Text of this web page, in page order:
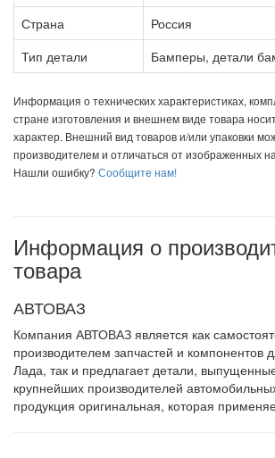
Страна
Россия
Тип детали
Бамперы, детали
Информация о технических характеристиках,
стране изготовления и внешнем виде товара
характер. Внешний вид товаров и/или упаковки
производителем и отличаться от изображенных
Нашли ошибку? Сообщите нам!
Информация о
товара
АВТОВАЗ
Компания АВТОВАЗ является как
производителем запчастей и компонентов
Лада, так и предлагает детали,
крупнейших производителей
продукция оригинальная, которая